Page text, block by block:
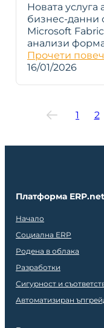
Новата
бизнес-данни
Microsoft
анализи
Прочети
16/01/2026
1 2
Платформа ERP.net
Начало
Социална ERP
Родена в облака
Разработки
Сигурност и
Автоматизиран